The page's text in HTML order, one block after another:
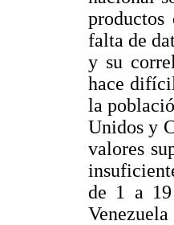
falta de
y su
hace
la
Unidos y
valores
de 1 a 19
Venezuela